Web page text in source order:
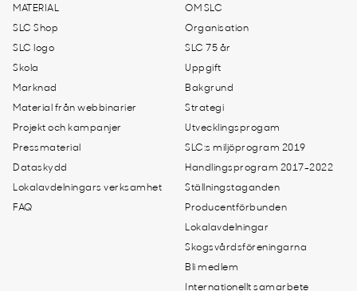
MATERIAL
SLC Shop
SLC logo
Skola
Marknad
Material från webbinarier
Projekt och kampanjer
Pressmaterial
Dataskydd
Lokalavdelningars verksamhet
FAQ
OM SLC
Organisation
SLC 75 år
Uppgift
Bakgrund
Strategi
Utvecklingsprogam
SLC:s miljöprogram 2019
Handlingsprogram 2017-2022
Ställningstaganden
Producentförbunden
Lokalavdelningar
Skogsvårdsföreningarna
Bli medlem
Internationellt samarbete